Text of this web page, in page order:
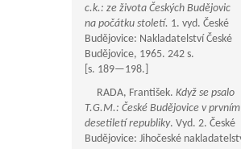
c.k.: ze života Českých Budějovic
na počátku století. 1. vyd. České
Budějovice: Nakladatelství České
Budějovice, 1965. 242 s.
[s. 189—198.]
RADA, František. Když se psalo
T.G.M.: České Budějovice v prvním
desetiletí republiky. Vyd. 2. České
Budějovice: Jihočeské